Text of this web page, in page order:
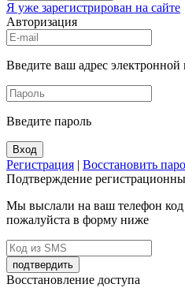
Я уже зарегистрирован на сайте
Авторизация
Введите ваш адрес электронной
Введите пароль
Вход
Регистрация | Восстановить
Подтверждение
Мы выслали на ваш телефон код
пожалуйста в форму ниже
подтвердить
Восстановление доступа